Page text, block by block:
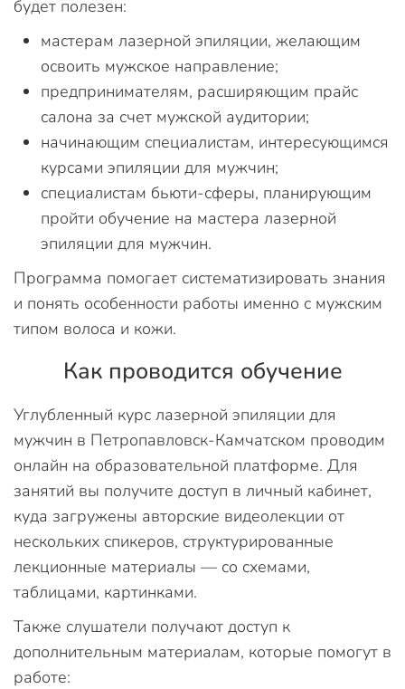
будет полезен:
мастерам лазерной эпиляции, желающим
освоить мужское направление;
предпринимателям, расширяющим прайс
салона за счет мужской аудитории;
начинающим специалистам, интересующимся
курсами эпиляции для мужчин;
специалистам бьюти-сферы, планирующим
пройти обучение на мастера лазерной
эпиляции для мужчин.
Программа помогает систематизировать знания
и понять особенности работы именно с мужским
типом волоса и кожи.
Как проводится обучение
Углубленный курс лазерной эпиляции для
мужчин в Петропавловск-Камчатском проводим
онлайн на образовательной платформе. Для
занятий вы получите доступ в личный кабинет,
куда загружены авторские видеолекции от
нескольких спикеров, структурированные
лекционные материалы — со схемами,
таблицами, картинками.
Также слушатели получают доступ к
дополнительным материалам, которые помогут в
работе: